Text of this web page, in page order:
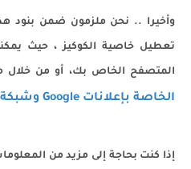
وأخيرا .. نحن ملزمون ضمن بنود
تعطيل خاصية الكوكيز ، حيث
المتصفح الخاص بك، أو من خلال
الخاصة بإعلانات Google وشبكة المحتوى
إذا كنت بحاجة إلى مزيد من